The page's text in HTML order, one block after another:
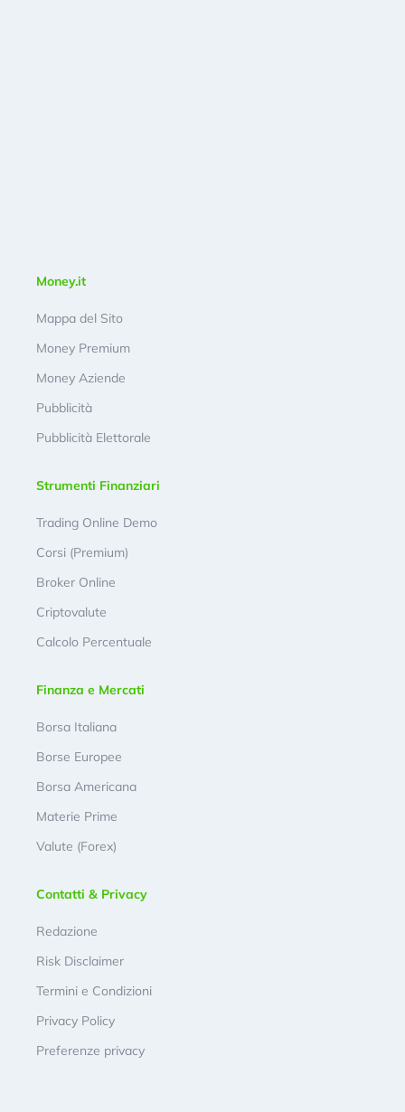
Money.it
Mappa del Sito
Money Premium
Money Aziende
Pubblicità
Pubblicità Elettorale
Strumenti Finanziari
Trading Online Demo
Corsi (Premium)
Broker Online
Criptovalute
Calcolo Percentuale
Finanza e Mercati
Borsa Italiana
Borse Europee
Borsa Americana
Materie Prime
Valute (Forex)
Contatti & Privacy
Redazione
Risk Disclaimer
Termini e Condizioni
Privacy Policy
Preferenze privacy